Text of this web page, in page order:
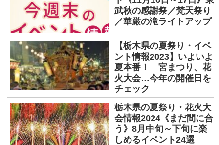
武秋の感謝祭／梵天祭り
／華厳の滝ライトアップ
【栃木県の夏祭り・イベ
ント情報2023】いよいよ
夏本番！ 宮まつり、花
火大会…今年の開催日を
チェック
栃木県の夏祭り・花火大
会情報2024《まだ間に合
う》8月中旬～下旬に楽
しめるイベント24選